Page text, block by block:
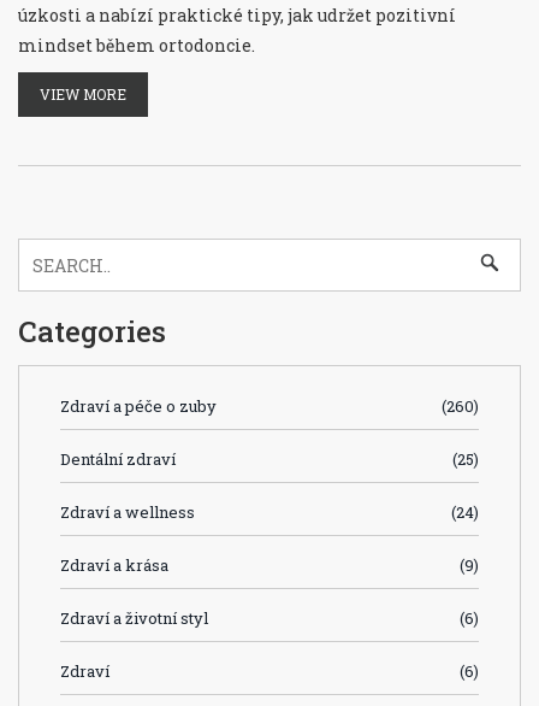
úzkosti a nabízí praktické tipy, jak udržet pozitivní
mindset během ortodoncie.
VIEW MORE
Categories
Zdraví a péče o zuby (260)
Dentální zdraví (25)
Zdraví a wellness (24)
Zdraví a krása (9)
Zdraví a životní styl (6)
Zdraví (6)